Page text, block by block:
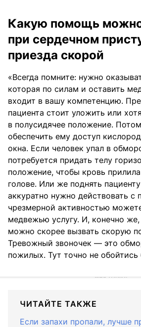
Какую помощь можно
при сердечном
приезда скорой
«Всегда помните: нужно
которая по силам и оставить
входит в вашу компетенцию.
пациента стоит уложить или
в полусидячее положение.
обеспечить ему доступ
окна. Если человек упал в
потребуется придать телу
положение, чтобы кровь
голове. Или же поднять
аккуратно нужно действовать с
чрезмерной активностью
медвежью услугу. И, конечно
можно скорее вызвать скорую
Тревожный звоночек — это
пожилых. Тут точно не обойтись
ЧИТАЙТЕ ТАКЖЕ
Если запахи пропали, лучше